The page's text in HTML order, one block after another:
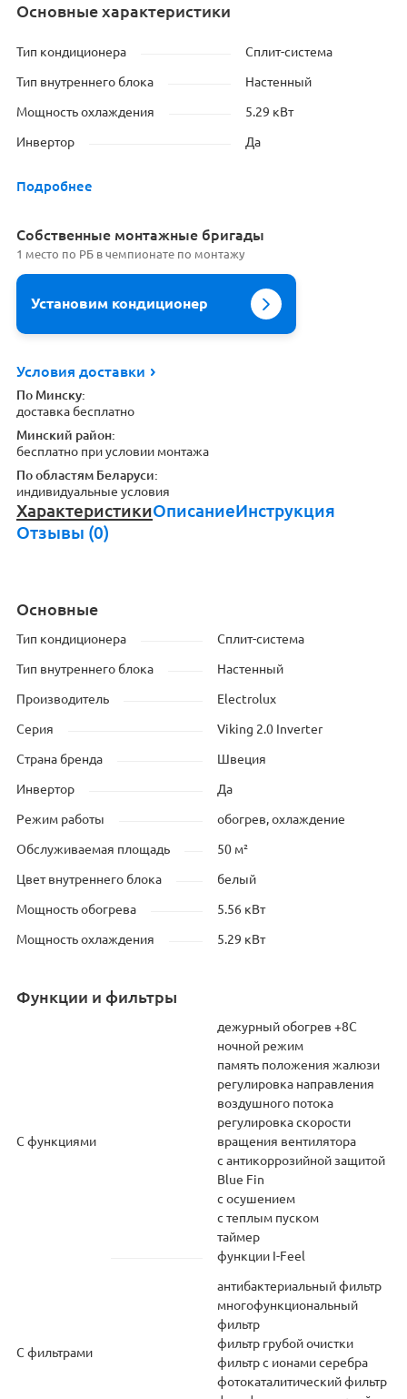
Основные характеристики
Тип кондиционера Сплит-система
Тип внутреннего блока Настенный
Мощность охлаждения 5.29 кВт
Инвертор Да
Подробнее
Cобственные монтажные бригады
1 место по РБ в чемпионате по монтажу
Установим кондиционер
Условия доставки
По Минску:
доставка бесплатно
Минский район:
бесплатно при условии монтажа
По областям Беларуси:
индивидуальные условия
ХарактеристикиОписаниеИнструкция
Отзывы (0)
Основные
Тип кондиционера Сплит-система
Тип внутреннего блока Настенный
Производитель Electrolux
Серия Viking 2.0 Inverter
Страна бренда Швеция
Инвертор Да
Режим работы обогрев, охлаждение
Обслуживаемая площадь 50 м²
Цвет внутреннего блока белый
Мощность обогрева 5.56 кВт
Мощность охлаждения 5.29 кВт
Функции и фильтры
С функциями
дежурный обогрев +8С
ночной режим
память положения жалюзи
регулировка направления
воздушного потока
регулировка скорости
вращения вентилятора
с антикоррозийной защитой
Blue Fin
с осушением
с теплым пуском
таймер
функции I-Feel
С фильтрами
антибактериальный фильтр
многофункциональный
фильтр
фильтр грубой очистки
фильтр с ионами серебра
фотокаталитический фильтр